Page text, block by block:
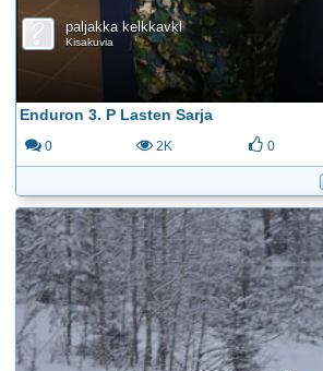
paljakka kelkkavkl
Kisakuvia
Enduron 3. P Lasten Sarja
0 2K 0